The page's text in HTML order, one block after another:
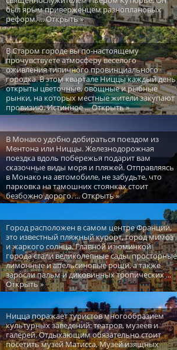
был ярым приверженцем разноплановых
реформ, ... Открыть »
В Старом городе вы по-настоящему
прочувствуете атмосферу веселого
оживления типичного провинциального
городка. В этом квартале Ниццы каждый день
открыты цветочные, овощные и рыбные
рынки, на которых местные жители закупают
провизию. Истинное ... Открыть »
В Монако удобно добираться поездом из
Ментона или Ниццы. Железнодорожная
поездка вдоль побережья подарит вам
сказочные виды моря и пляжей. Отправляясь
в Монако на автомобиле, не забудьте, что
парковка на тамошних стоянках стоит
безбожно дорого. ... Открыть »
Город расположен в самом центре Франции,
это известный пляжный курорт, город мимоз
и жаркого солнца. Главной изюминкой
города стали великолепные сады, просторные
лимонные и апельсиновые рощи, а также
заросли пальм и диковинных тропических ...
Открыть »
Ницца поражает туристов многообразием
культурных заведений: театров, музеев и
галерей. Отдыхающим обязательно стоит
посетить музей Матисса, Музей изящных